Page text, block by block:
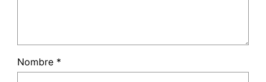
Nombre *